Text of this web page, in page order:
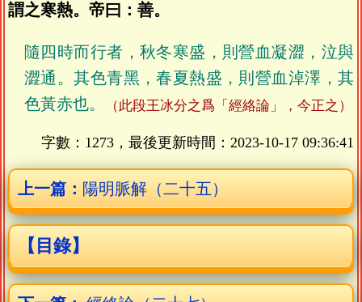
謂之寒熱。帝曰：善。
隨四時而行者，秋冬寒盛，則營血凝澀，泣與
澀通。其色青黑，春夏熱盛，則營血淖澤，其
色黃赤也。
（此段王冰分之爲「經絡論」，今正之）
字數：1273，最後更新時間： 2023-10-17 09:36:41
上一篇： 陽明脈解（二十五）
【目錄】